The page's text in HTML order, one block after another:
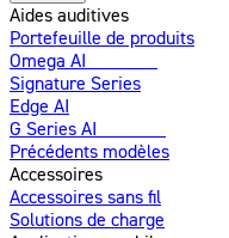
Aides auditives
Portefeuille de produits
Omega AI
Signature Series
Edge AI
G Series AI
Précédents modèles
Accessoires
Accessoires sans fil
Solutions de charge